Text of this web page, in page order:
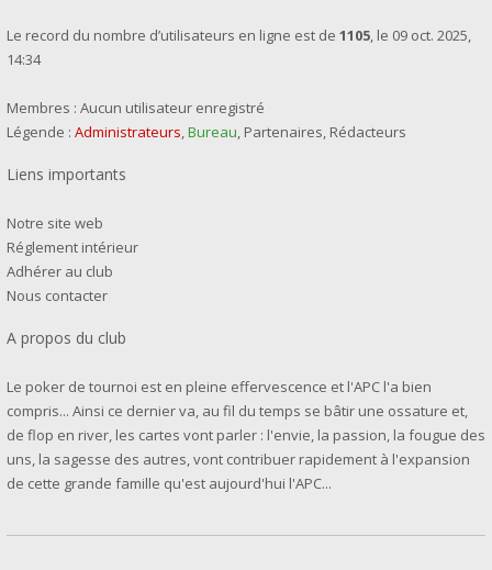
Le record du nombre d’utilisateurs en ligne est de 1105, le 09 oct. 2025,
14:34
Membres : Aucun utilisateur enregistré
Légende : Administrateurs,Bureau, Partenaires, Rédacteurs
Liens importants
Notre site web
Réglement intérieur
Adhérer au club
Nous contacter
A propos du club
Le poker de tournoi est en pleine effervescence et l'APC l'a bien
compris... Ainsi ce dernier va, au fil du temps se bâtir une ossature et,
de flop en river, les cartes vont parler : l'envie, la passion, la fougue des
uns, la sagesse des autres, vont contribuer rapidement à l'expansion
de cette grande famille qu'est aujourd'hui l'APC...